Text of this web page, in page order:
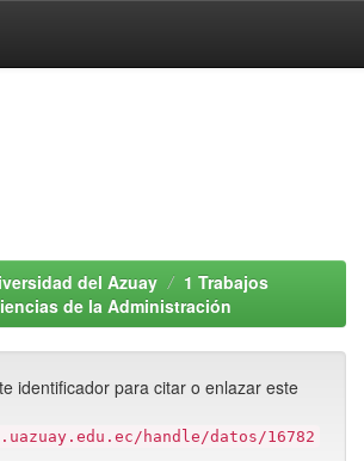
del Azuay
1 Trabajos
de la Administración
identificador para citar o enlazar este
handle/datos/16782